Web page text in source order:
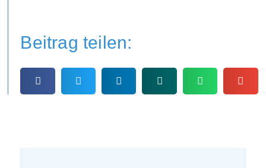
Beitrag teilen: